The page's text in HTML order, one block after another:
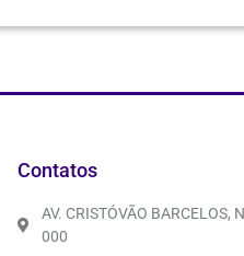
Contatos
AV. CRISTÓVÃO BARCELOS,
000